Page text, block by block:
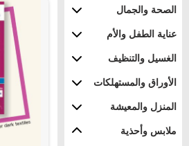
الصحة والجمال
عناية الطفل والأم
الغسيل والتنظيف
الأوراق والمستهلكات
المنزل والمعيشة
ملابس وأحذية